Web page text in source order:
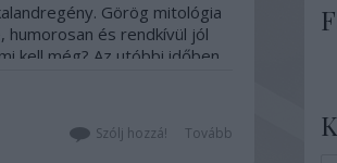
Görög mitológia
humorosan és rendkívül jól
kell még? Az utóbbi időben
egy remek alkotás lett a
Tovább
Szólj hozzá!